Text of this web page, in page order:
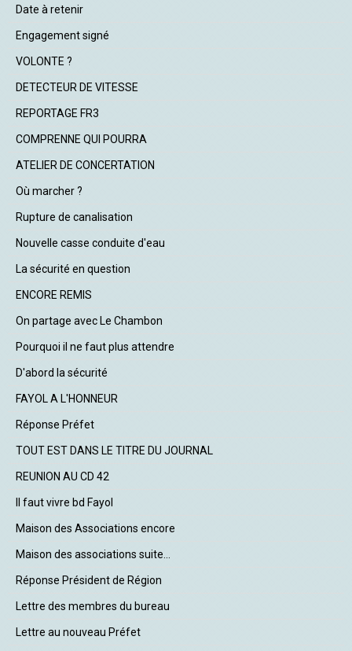
Date à retenir
Engagement signé
VOLONTE ?
DETECTEUR DE VITESSE
REPORTAGE FR3
COMPRENNE QUI POURRA
ATELIER DE CONCERTATION
Où marcher ?
Rupture de canalisation
Nouvelle casse conduite d'eau
La sécurité en question
ENCORE REMIS
On partage avec Le Chambon
Pourquoi il ne faut plus attendre
D'abord la sécurité
FAYOL A L'HONNEUR
Réponse Préfet
TOUT EST DANS LE TITRE DU JOURNAL
REUNION AU CD 42
Il faut vivre bd Fayol
Maison des Associations encore
Maison des associations suite...
Réponse Président de Région
Lettre des membres du bureau
Lettre au nouveau Préfet